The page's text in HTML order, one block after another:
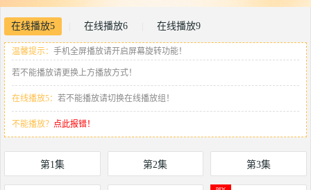
在线播放5 在线播放6 在线播放9
温馨提示： 手机全屏播放请开启屏幕旋转功能！
若不能播放请更换上方播放方式！
在线播放5： 若不能播放请切换在线播放组！
不能播放？ 点此报错！
第1集 第2集 第3集